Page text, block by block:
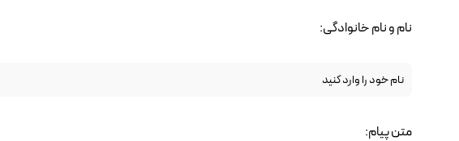
نام و نام خانوادگی:
متن پیام: